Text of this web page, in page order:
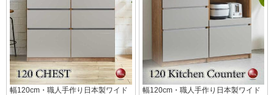
幅120cm・職人手作り日本製ワイド
幅120cm・職人手作り日本製ワイド